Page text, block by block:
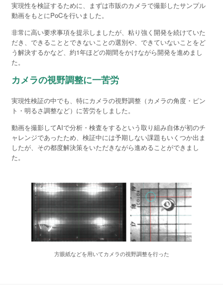
実現性を検証するために、まずは市販のカメラで撮影したサンプル
動画をもとにPoCを行いました。
非常に高い要求事項を提示しましたが、粘り強く開発を続けていた
だき、できることとできないことの選別や、できていないことをど
う解決するかなど、約1年ほどの期間をかけながら開発を進めまし
た。
カメラの視野調整に一苦労
実現性検証の中でも、特にカメラの視野調整（カメラの角度・ピン
ト・明るさ調整など）に苦労をしました。
動画を撮影してAIで分析・検査をするという取り組み自体が初のチ
ャレンジであったため、検証中には予期しない課題もいくつか出ま
したが、その都度解決策をいただきながら進めることができまし
た。
方眼紙などを用いてカメラの視野調整を行った